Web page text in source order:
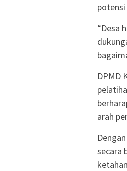
“Desa
DPMD
arah
secara